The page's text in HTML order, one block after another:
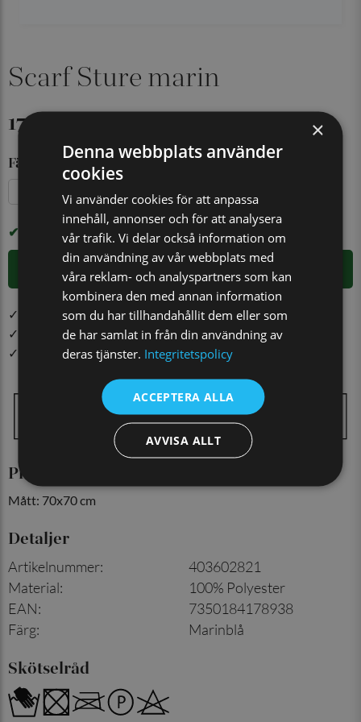
Scarf Sture marin
179 kr
Färg
Marinblå
I LAGER
LÄGG I VARUKORGEN
✓ Öppet köp i 30 dagar ✓ Fri frakt från 499 kr
✓ Order före kl. 12.00 på vardagar skickas samma dag
✓ Snabb leverans från vårt lager i Jönköping
Produktinformation
Mått: 70x70 cm
Detaljer
Artikelnummer:
403602821
Material:
100% Polyester
EAN:
7350184178938
Färg: Marinblå
Skötselråd
×
Denna webbplats använder
cookies
Vi använder cookies för att anpassa
innehåll, annonser och för att analysera
vår trafik. Vi delar också information om
din användning av vår webbplats med
våra reklam- och analyspartners som kan
kombinera den med annan information
som du har tillhandahållit dem eller som
de har samlat in från din användning av
deras tjänster. Integritetspolicy
ACCEPTERA ALLA
AVVISA ALLT